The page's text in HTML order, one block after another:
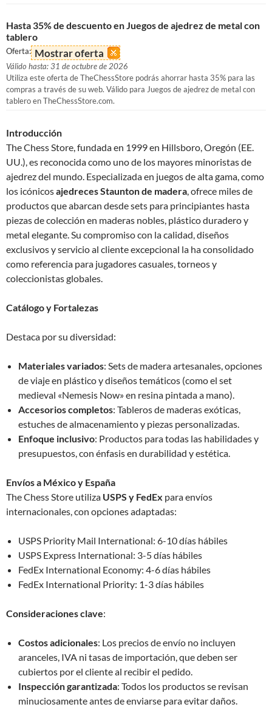
Hasta 35% de descuento en Juegos de ajedrez de metal con
tablero
Oferta: Mostrar oferta
Válido hasta: 31 de octubre de 2026
Utiliza este oferta de TheChessStore podrás ahorrar hasta 35% para las
compras a través de su web. Válido para Juegos de ajedrez de metal con
tablero en TheChessStore.com.
Introducción
The Chess Store, fundada en 1999 en Hillsboro, Oregón (EE.
UU.), es reconocida como uno de los mayores minoristas de
ajedrez del mundo. Especializada en juegos de alta gama, como
los icónicosajedreces Staunton de madera, ofrece miles de
productos que abarcan desde sets para principiantes hasta
piezas de colección en maderas nobles, plástico duradero y
metal elegante. Su compromiso con la calidad, diseños
exclusivos y servicio al cliente excepcional la ha consolidado
como referencia para jugadores casuales, torneos y
coleccionistas globales.
Catálogo y Fortalezas
Destaca por su diversidad:
Materiales variados: Sets de madera artesanales, opciones
de viaje en plástico y diseños temáticos (como el set
medieval «Nemesis Now» en resina pintada a mano).
Accesorios completos: Tableros de maderas exóticas,
estuches de almacenamiento y piezas personalizadas.
Enfoque inclusivo: Productos para todas las habilidades y
presupuestos, con énfasis en durabilidad y estética.
Envíos a México y España
The Chess Store utiliza USPS y FedEx para envíos
internacionales, con opciones adaptadas:
USPS Priority Mail International: 6-10 días hábiles
USPS Express International: 3-5 días hábiles
FedEx International Economy: 4-6 días hábiles
FedEx International Priority: 1-3 días hábiles
Consideraciones clave:
Costos adicionales: Los precios de envío no incluyen
aranceles, IVA ni tasas de importación, que deben ser
cubiertos por el cliente al recibir el pedido.
Inspección garantizada: Todos los productos se revisan
minuciosamente antes de enviarse para evitar daños.